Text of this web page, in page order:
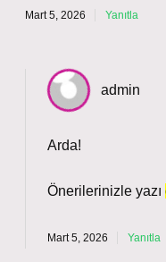
Mart 5, 2026 Yanıtla
admin
Arda!
Önerilerinizle yazı
Mart 5, 2026 Yanıtla